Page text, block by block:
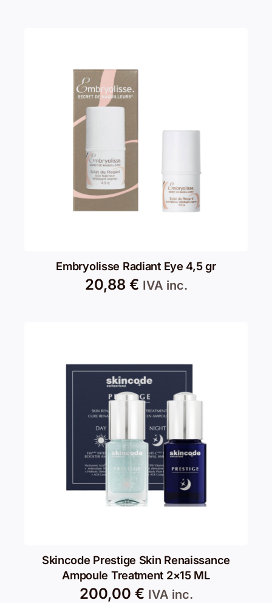
Embryolisse Radiant Eye 4,5 gr
20,88 € IVA inc.
Skincode Prestige Skin Renaissance
Ampoule Treatment 2×15 ML
200,00 € IVA inc.